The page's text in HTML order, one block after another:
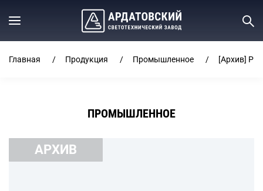
Главная Продукция Промышленное [Архив]
ПРОМЫШЛЕННОЕ
АРХИВ